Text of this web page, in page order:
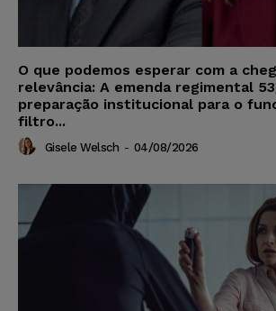
O que podemos esperar com a
relevância: A emenda regimental
preparação institucional para o
filtro...
Gisele Welsch - 04/08/2026